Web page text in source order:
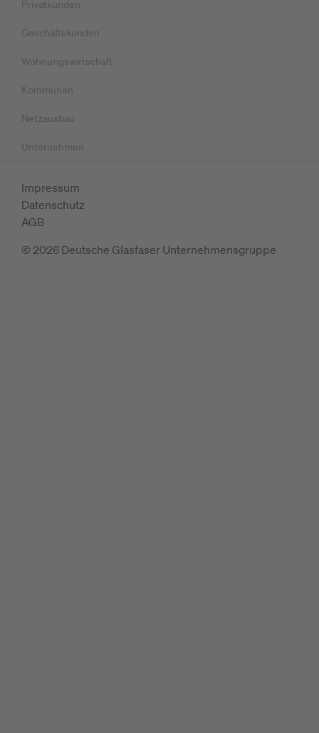
Privatkunden
Geschäftskunden
Wohnungswirtschaft
Kommunen
Netzausbau
Unternehmen
Impressum
Datenschutz
AGB
© 2026 Deutsche Glasfaser Unternehmensgruppe